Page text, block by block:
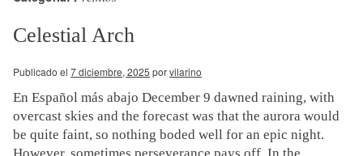
Celestial Arch
Publicado el 7 diciembre, 2025 porvilarino
En Español más abajo December 9 dawned raining, with
overcast skies and the forecast was that the aurora would
be quite faint, so nothing boded well for an epic night.